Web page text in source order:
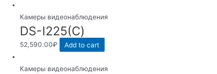
Камеры видеонаблюдения
DS-I225(С)
52,590.00₽ Add to cart
Камеры видеонаблюдения